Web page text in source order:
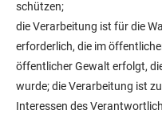
schützen;
die Verarbeitung ist für die
erforderlich, die im
öffentlicher Gewalt erfolgt,
wurde; die Verarbeitung ist
Interessen des